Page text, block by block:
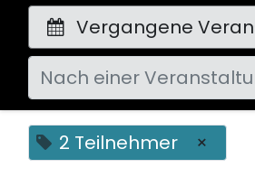
Vergangene
2 Teilnehmer ×